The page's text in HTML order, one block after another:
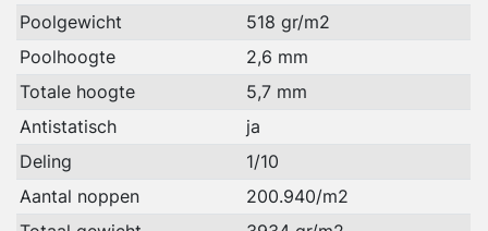
Poolgewicht
518 gr/m2
Poolhoogte
2,6 mm
Totale hoogte
5,7 mm
Antistatisch
ja
Deling
1/10
Aantal noppen
200.940/m2